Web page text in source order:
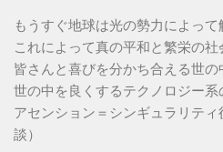
もうすぐ地球は光の勢力によって
これによって真の平和と繁栄の社
皆さんと喜びを分かち合える世
世の中を良くするテクノロジー系
アセンション＝シンギュラリテ
談）